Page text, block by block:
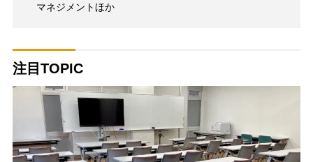
マネジメントほか
注目TOPIC